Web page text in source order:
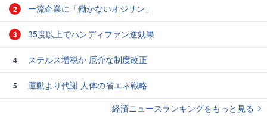
2 一流企業に「働かないオジサン」
3 35度以上でハンディファン逆効果
4 ステルス増税か 厄介な制度改正
5
運動より代謝 人体の省エネ戦略
経済ニュースランキングをもっと見る